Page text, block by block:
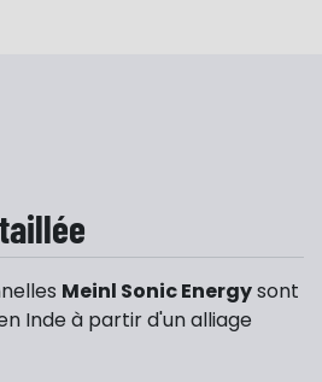
Meinl Sonic Energysont
Inde à partir d'un alliage